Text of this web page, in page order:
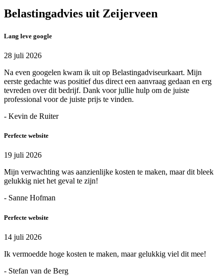
Belastingadvies uit Zeijerveen
Lang leve google
28 juli 2026
Na even googelen kwam ik uit op Belastingadviseurkaart. Mijn
eerste gedachte was positief dus direct een aanvraag gedaan en erg
tevreden over dit bedrijf. Dank voor jullie hulp om de juiste
professional voor de juiste prijs te vinden.
- Kevin de Ruiter
Perfecte website
19 juli 2026
Mijn verwachting was aanzienlijke kosten te maken, maar dit bleek
gelukkig niet het geval te zijn!
- Sanne Hofman
Perfecte website
14 juli 2026
Ik vermoedde hoge kosten te maken, maar gelukkig viel dit mee!
- Stefan van de Berg